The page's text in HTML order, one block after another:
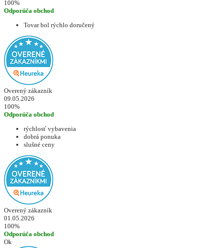
100%
Odporúča obchod
Tovar bol rýchlo doručený
Overený zákazník
09.05.2026
100%
Odporúča obchod
rýchlosť vybavenia
dobrá ponuka
slušné ceny
Overený zákazník
01.05.2026
100%
Odporúča obchod
Ok